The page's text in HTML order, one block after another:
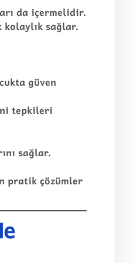
da içermelidir.
kolaylık sağlar.
güven
tepkileri
sağlar.
pratik çözümler